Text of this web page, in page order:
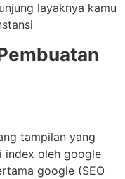
layaknya kamu
tampilan yang
index oleh google
google (SEO